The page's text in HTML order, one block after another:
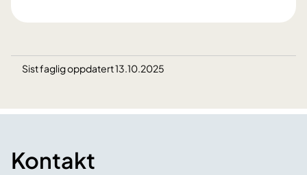
Sist faglig oppdatert 13.10.2025
Kontakt